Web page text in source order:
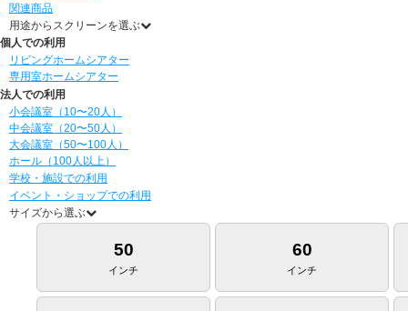
関連商品
用途からスクリーンを選ぶ
個人での利用
リビングホームシアター
専用室ホームシアター
法人での利用
小会議室（10〜20人）
中会議室（20〜50人）
大会議室（50〜100人）
ホール（100人以上）
学校・施設での利用
イベント・ショップでの利用
サイズから選ぶ
50
インチ
60
インチ